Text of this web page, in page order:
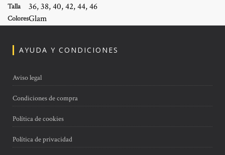
Talla 36, 38, 40, 42, 44, 46
ColoresGlam
AYUDA Y CONDICIONES
Aviso legal
Condiciones de compra
Política de cookies
Política de privacidad